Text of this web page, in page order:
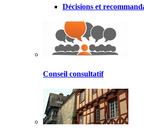
Décisions et
Conseil consultatif